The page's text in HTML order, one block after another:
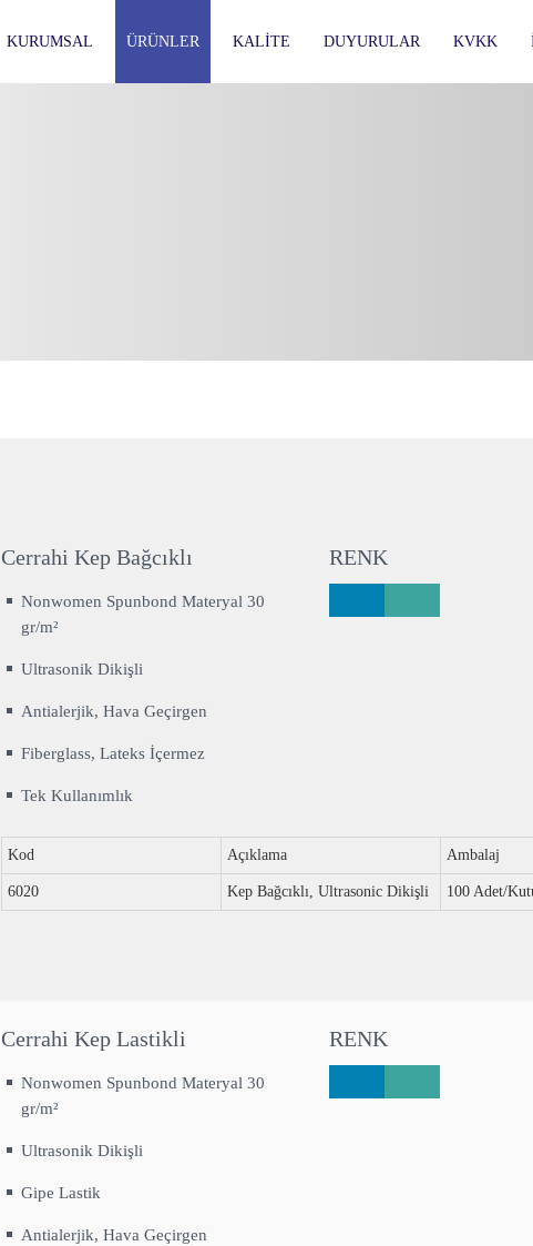
KURUMSAL ÜRÜNLER KALITE DUYURULAR KVKK
Cerrahi Kep Bağcıklı
Nonwomen Spunbond Materyal 30
gr/m²
Ultrasonik Dikişli
Antialerjik, Hava Geçirgen
Fiberglass, Lateks İçermez
Tek Kullanımlık
RENK
Kod Açıklama Ambalaj
6020 Kep Bağcıklı, Ultrasonic Dikişli 100 Adet/
Cerrahi Kep Lastikli
Nonwomen Spunbond Materyal 30
gr/m²
Ultrasonik Dikişli
Gipe Lastik
Antialerjik, Hava Geçirgen
RENK